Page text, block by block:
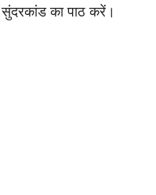
सुंदरकांड का पाठ करें।